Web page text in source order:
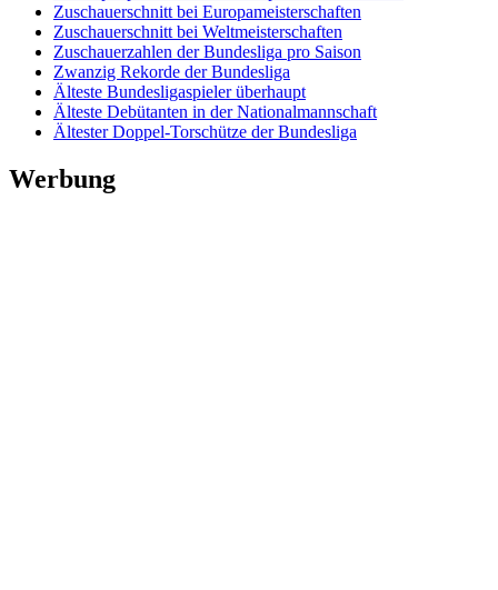
Zuschauerschnitt bei Europameisterschaften
Zuschauerschnitt bei Weltmeisterschaften
Zuschauerzahlen der Bundesliga pro Saison
Zwanzig Rekorde der Bundesliga
Älteste Bundesligaspieler überhaupt
Älteste Debütanten in der Nationalmannschaft
Ältester Doppel-Torschütze der Bundesliga
Werbung